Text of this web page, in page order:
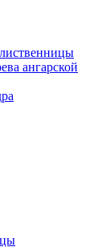
ангарской